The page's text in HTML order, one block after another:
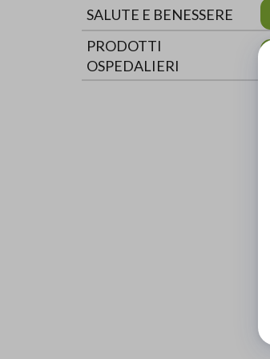
SALUTE E BENESSERE
PRODOTTI
OSPEDALIERI